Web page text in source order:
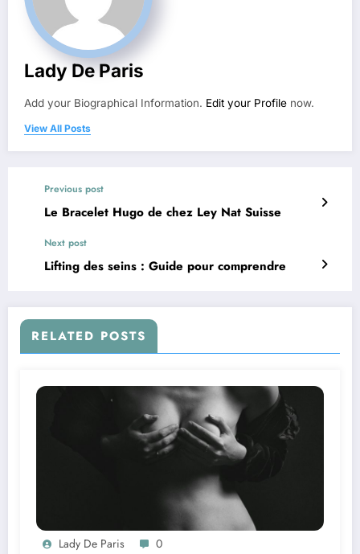
Lady De Paris
Add your Biographical Information. Edit your Profile now.
View All Posts
Previous post
Le Bracelet Hugo de chez Ley Nat Suisse
Next post
Lifting des seins : Guide pour comprendre
RELATED POSTS
Lady De Paris 0